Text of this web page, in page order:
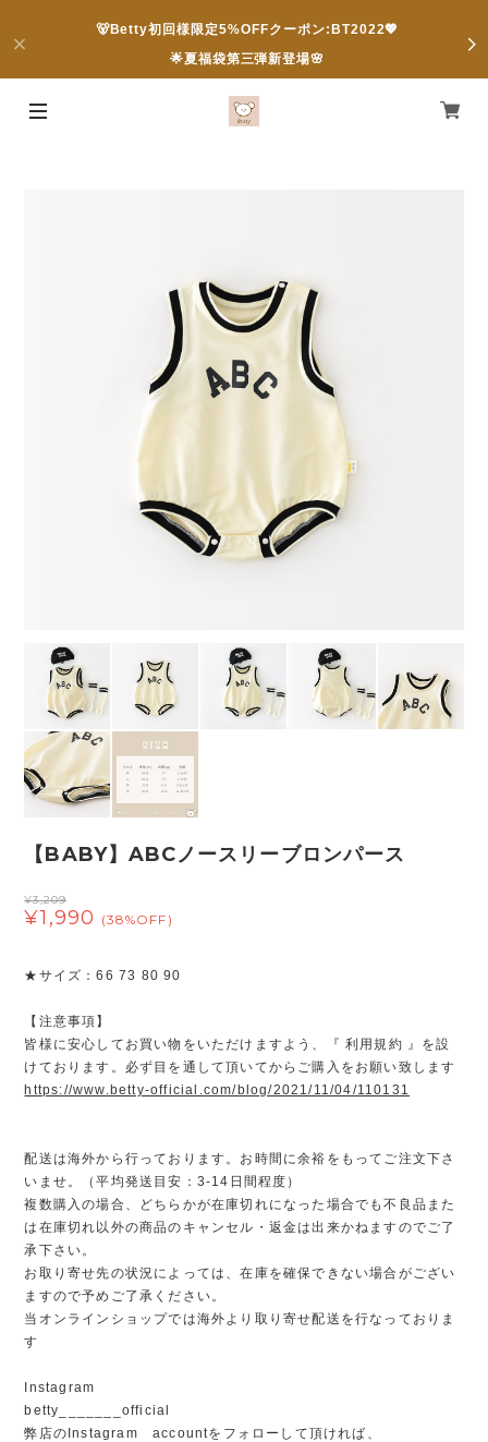
🐻Betty初回様限定5%OFFクーポン:BT2022💖
🌟夏福袋第三弾新登場🌸
【BABY】ABCノースリーブロンパース
¥3,209
¥1,990 (38%OFF)
★サイズ：66 73 80 90
【注意事項】
皆様に安心してお買い物をいただけますよう、『 利用規約 』を設
けております。必ず目を通して頂いてからご購入をお願い致します
https://www.betty-official.com/blog/2021/11/04/110131
配送は海外から行っております。お時間に余裕をもってご注文下さ
いませ。（平均発送目安：3-14日間程度）
複数購入の場合、どちらかが在庫切れになった場合でも不良品また
は在庫切れ以外の商品のキャンセル・返金は出来かねますのでご了
承下さい。
お取り寄せ先の状況によっては、在庫を確保できない場合がござい
ますので予めご了承ください。
当オンラインショップでは海外より取り寄せ配送を行なっておりま
す
Instagram
betty_______official
弊店のInstagram accountをフォローして頂ければ、